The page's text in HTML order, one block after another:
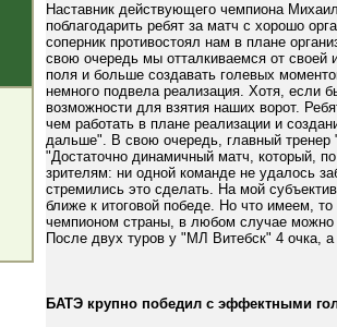
Наставник действующего чемпиона
поблагодарить ребят за матч с хорошо
соперник противостоял нам в плане
свою очередь мы отталкиваемся от своей
поля и больше создавать голевых
немного подвела реализация. Хотя, если
возможности для взятия наших ворот.
чем работать в плане реализации и
дальше". В свою очередь, главный
"Достаточно динамичный матч, который,
зрителям: ни одной команде не удалось
стремились это сделать. На мой
ближе к итоговой победе. Но что имеем,
чемпионом страны, в любом случае можно
После двух туров у "МЛ Витебск" 4 очка,
БАТЭ крупно победил с эффектными